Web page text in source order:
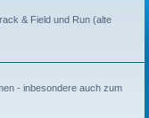
& Field und Run (alte
- inbesondere auch zum